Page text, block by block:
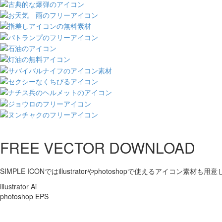
FREE VECTOR DOWNLOAD
SIMPLE ICONではillustratorやphotoshopで使えるアイコン素材も用意
illustrator Ai
photoshop EPS